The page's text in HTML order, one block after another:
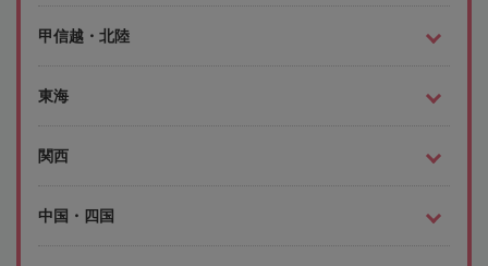
甲信越・北陸
東海
関西
中国・四国